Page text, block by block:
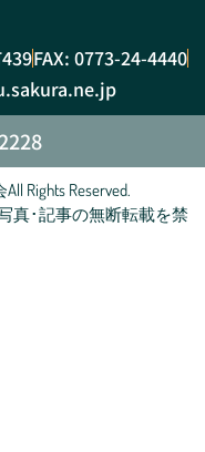
FAX: 0773-24-4440
Rights Reserved.
真･記事の無断転載を禁